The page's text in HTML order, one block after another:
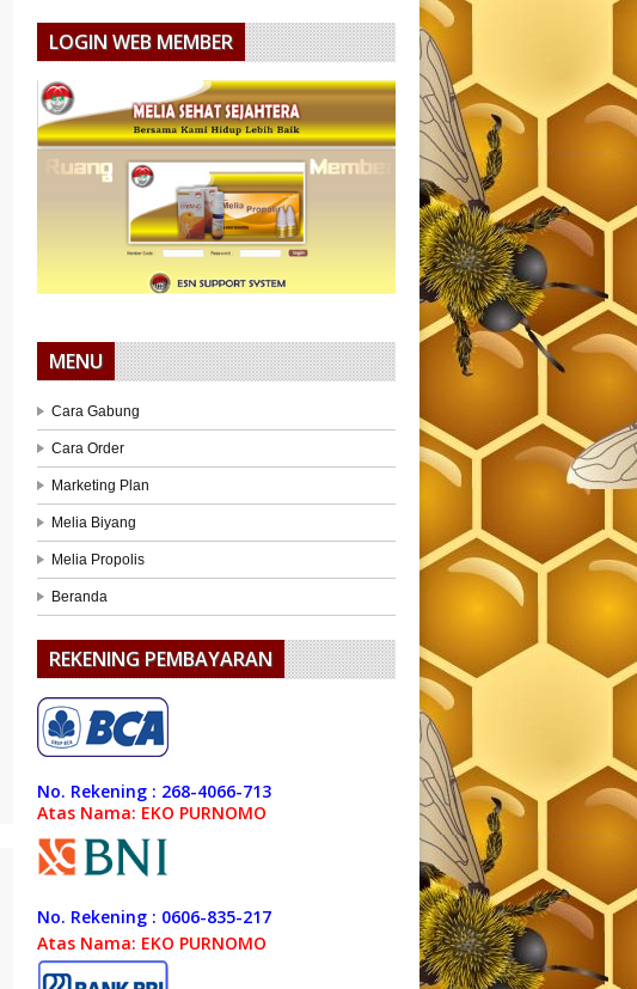
LOGIN WEB MEMBER
MENU
Cara Gabung
Cara Order
Marketing Plan
Melia Biyang
Melia Propolis
Beranda
REKENING PEMBAYARAN
No. Rekening : 268-4066-713
Atas Nama: EKO PURNOMO
No. Rekening : 0606-835-217
Atas Nama: EKO PURNOMO